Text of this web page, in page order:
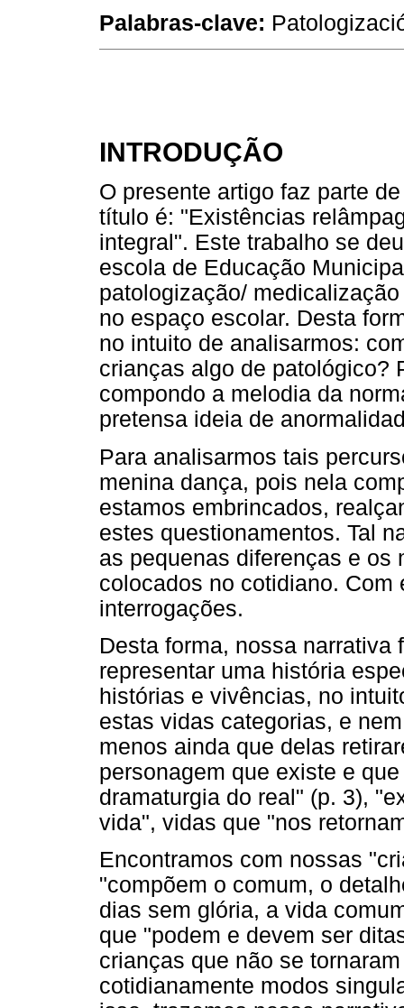
Palabras-clave:
INTRODUÇÃO
O presente artigo faz parte
título é: "Existências
integral". Este trabalho se
escola de Educação
patologização/
no espaço escolar. Desta
no intuito de analisarmos:
crianças algo de patológico?
compondo a melodia da
pretensa ideia de
Para analisarmos tais
menina dança, pois nela
estamos embrincados,
estes questionamentos. Tal
as pequenas diferenças e os
colocados no cotidiano.
interrogações.
Desta forma, nossa
representar uma história
histórias e vivências, no
estas vidas categorias, e
menos ainda que delas
personagem que existe e
dramaturgia do real" (p. 3),
vida", vidas que "nos
Encontramos com nossas
"compõem o comum, o
dias sem glória, a vida
que "podem e devem ser
crianças que não se
cotidianamente modos